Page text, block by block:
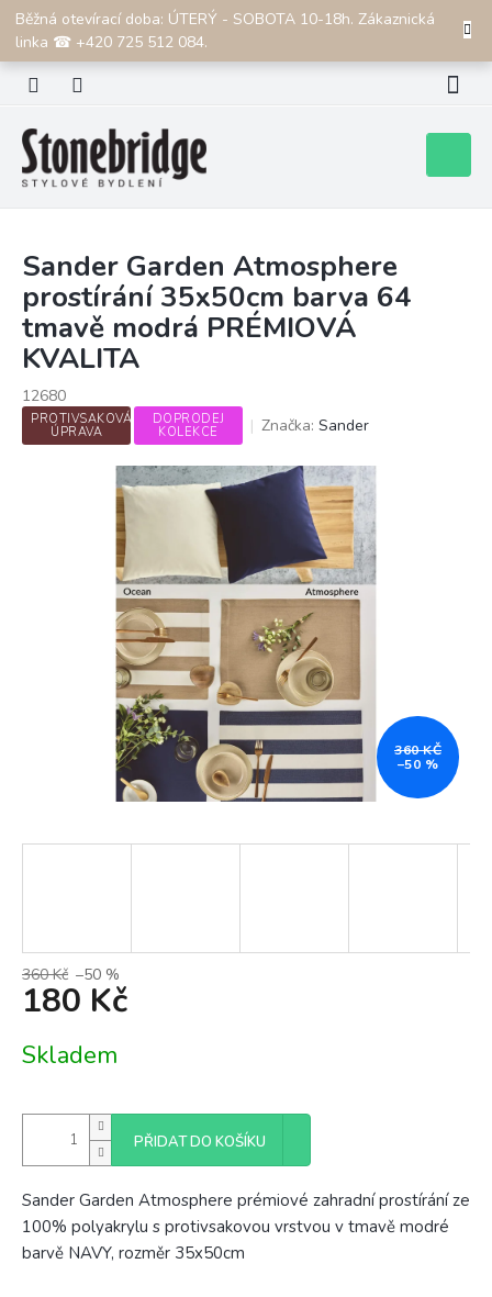
Přejít
obsah
Běžná otevírací doba: ÚTERÝ - SOBOTA 10-18h. Zákaznická
linka ☎ +420 725 512 084.
CZK
košík
Sander Garden Atmosphere
prostírání 35x50cm barva 64
tmavě modrá PRÉMIOVÁ
KVALITA
12680
PROTIVSAKOVÁ
ÚPRAVA
DOPRODEJ
KOLEKCE
Značka: Sander
360 KČ
–50 %
360 Kč –50 %
180 Kč
cena:
Skladem
PŘIDAT DO KOŠÍKU
Sander Garden Atmosphere prémiové zahradní prostírání ze
100% polyakrylu s protivsakovou vrstvou v tmavě modré
barvě NAVY, rozměr 35x50cm